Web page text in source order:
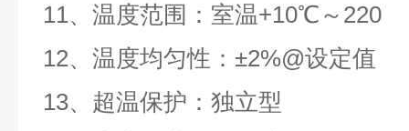
11、温度范围：室温+10℃～220
12、温度均匀性：±2%@设定值
13、超温保护：独立型